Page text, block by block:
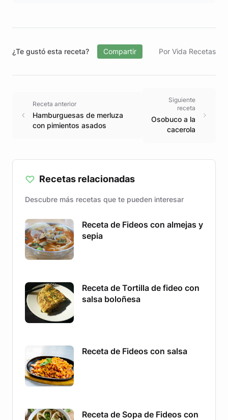
¿Te gustó esta receta? Compartir Por Vida Recetas
Receta anterior
Hamburguesas de merluza
con pimientos asados
Siguiente
receta
Osobuco a la
cacerola
Recetas relacionadas
Descubre más recetas que te pueden interesar
Receta de Fideos con almejas y
sepia
Receta de Tortilla de fideo con
salsa boloñesa
Receta de Fideos con salsa
Receta de Sopa de Fideos con